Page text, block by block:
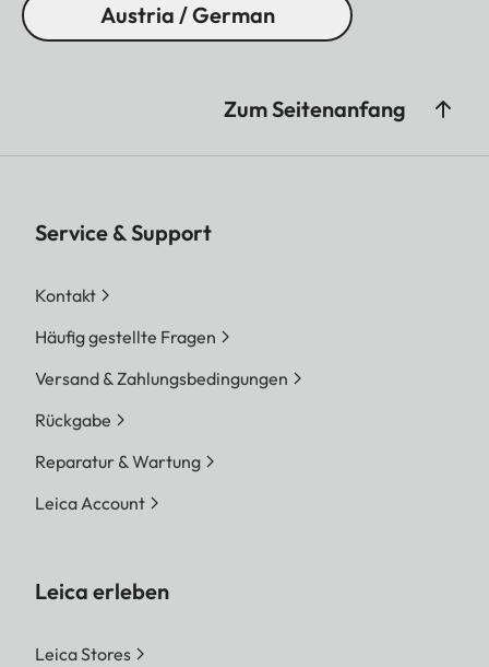
Austria / German
Zum Seitenanfang
Service & Support
Kontakt
Häufig gestellte Fragen
Versand & Zahlungsbedingungen
Rückgabe
Reparatur & Wartung
Leica Account
Leica erleben
Leica Stores